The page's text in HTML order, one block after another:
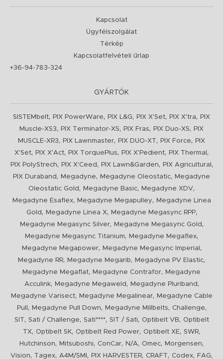
Kapcsolat
Ügyfélszolgálat
Térkép
Kapcsolatfelvételi űrlap
+36-94-783-324
GYÁRTÓK
SISTEMbelt, PIX PowerWare, PIX L&G, PIX X'Set, PIX X'tra,
PIX
Muscle-XS3, PIX Terminator-XS, PIX Fras, PIX Duo-XS,
PIX
MUSCLE-XR3, PIX Lawnmaster, PIX DUO-XT , PIX Force,
PIX
X'Set, PIX X'Act, PIX TorquePlus, PIX X'Pedient, PIX Thermal ,
PIX PolyStrech, PIX X'Ceed , PIX Lawn&Garden, PIX Agricultural ,
PIX Duraband , Megadyne, Megadyne Oleostatic,
Megadyne
Oleostatic Gold , Megadyne Basic, Megadyne XDV,
Megadyne Esaflex, Megadyne Megapulley,
Megadyne Linea
Gold , Megadyne Linea X, Megadyne Megasync RPP,
Megadyne Megasync Silver, Megadyne Megasync Gold ,
Megadyne Megasync Titanium, Megadyne Megaflex,
Megadyne Megapower, Megadyne Megasync Imperial ,
Megadyne RR, Megadyne Megarib, Megadyne PV Elastic,
Megadyne Megaflat, Megadyne Contrafor,
Megadyne
Acculink, Megadyne Megaweld , Megadyne Pluriband ,
Megadyne Varisect, Megadyne Megalinear,
Megadyne Cable
Pull
, Megadyne Pull Down, Megadyne Millbelts, Challenge,
SIT , Sati / Challenge, Sati****, SIT / Sati, Optibelt VB, Optibelt
TX, Optibelt SK, Optibelt Red Power, Optibelt XE, SWR,
Hutchinson, Mitsuboshi, ConCar, N/A, Omec, Morgensen,
Vision, Tagex, A4M/SMI , PIX HARVESTER, CRAFT , Codex, FAG,